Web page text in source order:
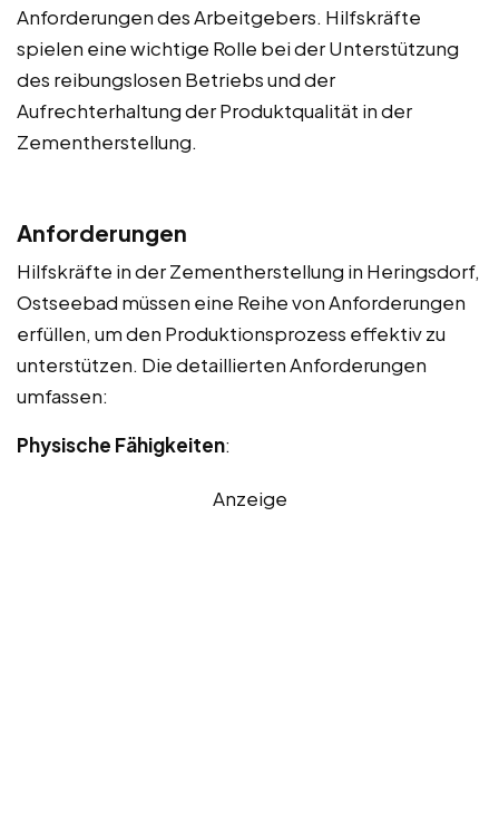
Anforderungen des Arbeitgebers. Hilfskräfte
spielen eine wichtige Rolle bei der Unterstützung
des reibungslosen Betriebs und der
Aufrechterhaltung der Produktqualität in der
Zementherstellung.
Anforderungen
Hilfskräfte in der Zementherstellung in Heringsdorf,
Ostseebad müssen eine Reihe von Anforderungen
erfüllen, um den Produktionsprozess effektiv zu
unterstützen. Die detaillierten Anforderungen
umfassen:
Physische Fähigkeiten:
Anzeige